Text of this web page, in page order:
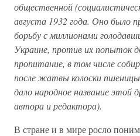
общественной
августа 1932 года. Оно было
борьбу с миллионами
Украине, против их попыток
пропитание, в том числе
после жатвы колоски
дало народное название этой
автора и редактора).
В стране и в мире росло